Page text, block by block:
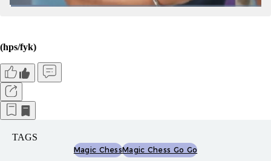
(hps/fyk)
TAGS
Magic ChessMagic Chess Go Go